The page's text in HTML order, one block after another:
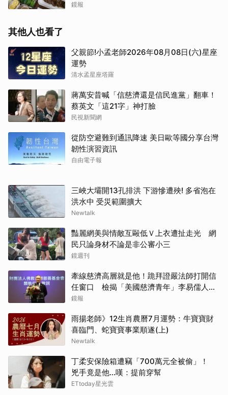
鏡報
其他人也看了
父親節!小孟老師2026年08月08日(六)星座
運勢
清水孟星座塔羅
蔣萬安昔喊「信慈濟還是信民進黨」翻車！
蔡英文「這21字」神打臉
民視新聞網
從防空避難到通訊降速 美日歐等國分享台灣
韌性演習資訊
自由電子報
三峽大壩開13孔排洪 下游慘遭殃! 多省泡在
洪水中 受災範圍擴大
Newtalk
豔麗網美與情敵互毆低Ｖ上衣遭扯走光 網
民只論身材不論是非公審小三
鏡週刊
牽線慈濟高層就是他！跪拜證嚴法師打開信
任窗口 檢揭「美國慈濟青年」李易儒人脈
網絡
鏡報
雨揚老師》12生肖農曆7月運勢：牛寶寶財
喜臨門、蛇寶寶事業順遂(上)
Newtalk
丁柔安保險箱遭竊「700萬元全被偷」！
兇手竟是他...嘆：提前穿幫
ETtoday星光雲